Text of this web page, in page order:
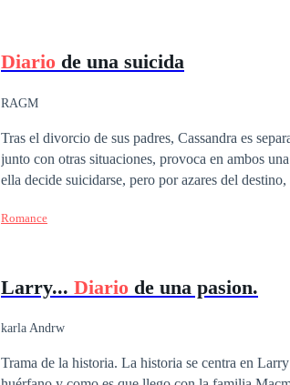
Diario de una suicida
RAGM
Tras el divorcio de sus padres, Cassandra es
junto con otras situaciones, provoca en ambos
ella decide suicidarse, pero por azares del
la vida de los 3. ¿Podrán continuar juntos a pesar
Romance
Larry... Diario de una pasion.
karla Andrw
Trama de la historia. La historia se centra en